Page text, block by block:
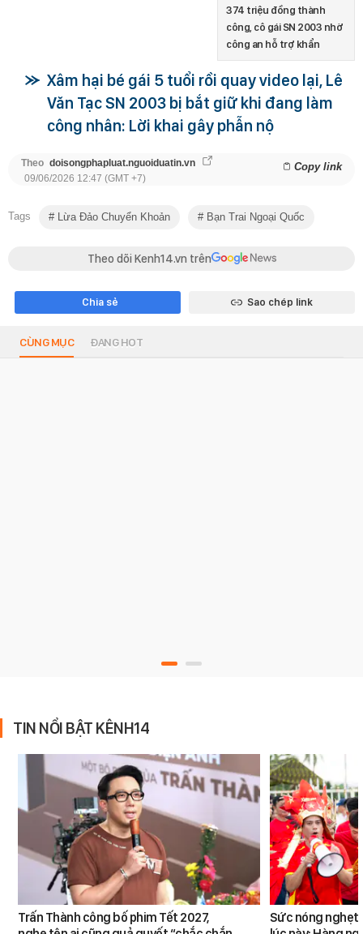
374 triệu đồng thành
công, cô gái SN 2003 nhờ
công an hỗ trợ khẩn
Xâm hại bé gái 5 tuổi rồi quay video lại, Lê
Văn Tạc SN 2003 bị bắt giữ khi đang làm
công nhân: Lời khai gây phẫn nộ
Theo doisongphapluat.nguoiduatin.vn Copy link
09/06/2026 12:47 (GMT +7)
Tags Lừa Đảo Chuyển Khoản Bạn Trai Ngoại Quốc
Theo dõi Kenh14.vn trên
Chia sẻ Sao chép link
CÙNG MỤC ĐANG HOT
TIN NỔI BẬT KÊNH14
Trấn Thành công bố phim Tết 2027,
Sức nóng nghẹt